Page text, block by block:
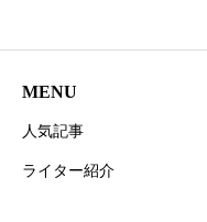
MENU
人気記事
ライター紹介